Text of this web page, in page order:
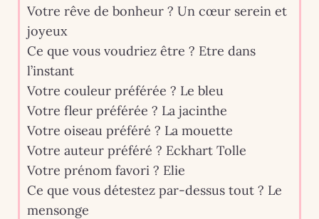
Votre rêve de bonheur ? Un cœur serein et
joyeux
Ce que vous voudriez être ? Etre dans
l’instant
Votre couleur préférée ? Le bleu
Votre fleur préférée ? La jacinthe
Votre oiseau préféré ? La mouette
Votre auteur préféré ? Eckhart Tolle
Votre prénom favori ? Elie
Ce que vous détestez par-dessus tout ? Le
mensonge